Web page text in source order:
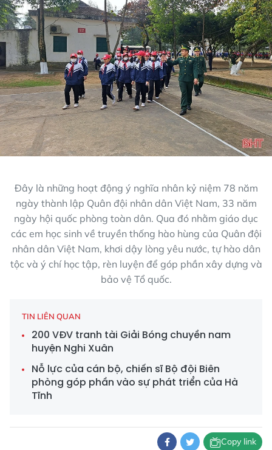
Đây là những hoạt động ý nghĩa nhân kỷ niệm 78 năm
ngày thành lập Quân đội nhân dân Việt Nam, 33 năm
ngày hội quốc phòng toàn dân. Qua đó nhằm giáo dục
các em học sinh về truyền thống hào hùng của Quân đội
nhân dân Việt Nam, khơi dậy lòng yêu nước, tự hào dân
tộc và ý chí học tập, rèn luyện để góp phần xây dựng và
bảo vệ Tổ quốc.
TIN LIÊN QUAN
200 VĐV tranh tài Giải Bóng chuyền nam
huyện Nghi Xuân
Nỗ lực của cán bộ, chiến sĩ Bộ đội Biên
phòng góp phần vào sự phát triển của Hà
Tĩnh
Copy link